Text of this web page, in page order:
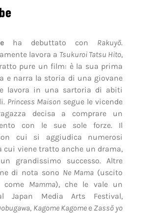
ha debuttato con Rakuyō.
lavora a Tsukuroi Tatsu Hito,
pure un film: è la sua prima
e narra la storia di una giovane
lavora in una sartoria di abiti
Princess Maison segue le vicende
decisa a comprare un
con le sue sole forze. Il
cui si aggiudica numerosi
cui viene tratto anche un drama,
grandissimo successo. Altre
di nota sono Ne Mama (uscito
come Mamma), che le vale un
Japan Media Arts Festival,
, Kagome Kagome e Zassō yo